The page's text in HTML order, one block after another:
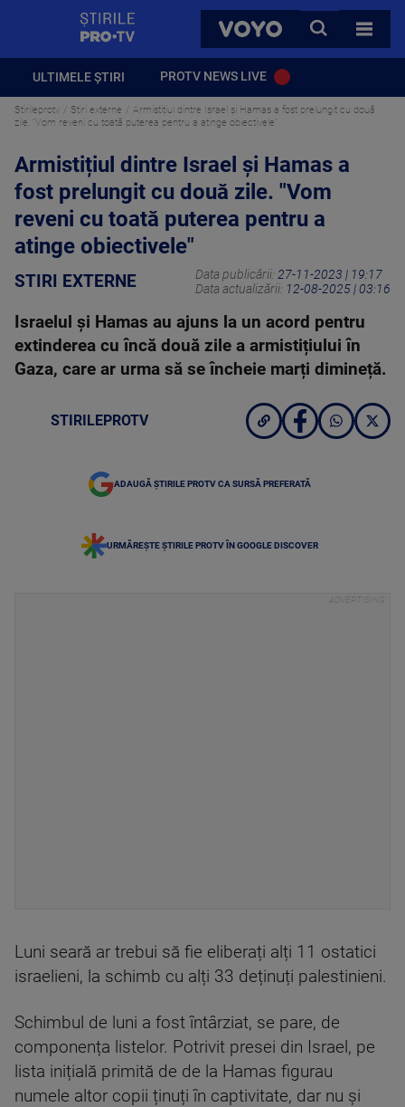
VOYO
CAUTA
TOATE
ULTIMELE ȘTIRI PROTV NEWS LIVE
Stirileprotv Stiri externe
Armistițiul dintre Israel și Hamas a fost prelungit cu două
zile. "Vom reveni cu toată puterea pentru a atinge obiectivele"
Armistițiul dintre Israel și Hamas a
fost prelungit cu două zile. "Vom
reveni cu toată puterea pentru a
atinge obiectivele"
STIRI EXTERNE Data publicării: 27-11-2023 | 19:17
Data actualizării: 12-08-2025 | 03:16
Israelul și Hamas au ajuns la un acord pentru
extinderea cu încă două zile a armistițiului în
Gaza, care ar urma să se încheie marți dimineță.
STIRILEPROTV
ADAUGĂ ȘTIRILE PROTV CA SURSĂ PREFERATĂ
URMĂREȘTE ȘTIRILE PROTV ÎN GOOGLE DISCOVER
Luni seară ar trebui să fie eliberați alți 11 ostatici
israelieni, la schimb cu alți 33 deținuți palestinieni.
Schimbul de luni a fost întârziat, se pare, de
componența listelor. Potrivit presei din Israel, pe
lista inițială primită de de la Hamas figurau
numele altor copii ținuți în captivitate, dar nu și